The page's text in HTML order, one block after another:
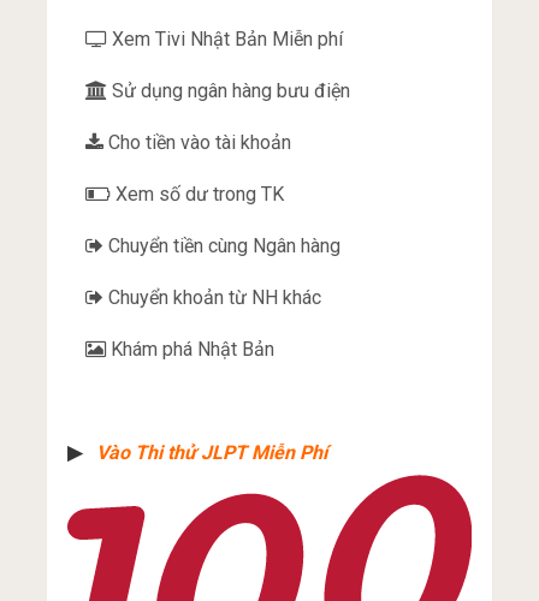
Xem Tivi Nhật Bản Miễn phí
Sử dụng ngân hàng bưu điện
Cho tiền vào tài khoản
Xem số dư trong TK
Chuyển tiền cùng Ngân hàng
Chuyển khoản từ NH khác
Khám phá Nhật Bản
▶︎ Vào Thi thử JLPT Miễn Phí